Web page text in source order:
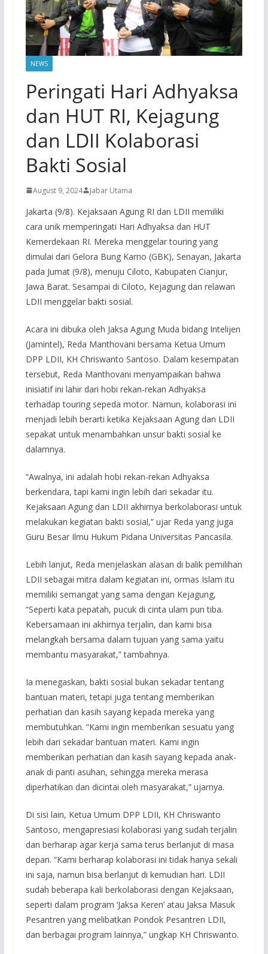
NEWS
Peringati Hari Adhyaksa
dan HUT RI, Kejagung
dan LDII Kolaborasi
Bakti Sosial
August 9, 2024 Jabar Utama
Jakarta (9/8). Kejaksaan Agung RI dan LDII memiliki
cara unik memperingati Hari Adhyaksa dan HUT
Kemerdekaan RI. Mereka menggelar touring yang
dimulai dari Gelora Bung Karno (GBK), Senayan, Jakarta
pada Jumat (9/8), menuju Ciloto, Kabupaten Cianjur,
Jawa Barat. Sesampai di Ciloto, Kejagung dan relawan
LDII menggelar bakti sosial.
Acara ini dibuka oleh Jaksa Agung Muda bidang Intelijen
(Jamintel), Reda Manthovani bersama Ketua Umum
DPP LDII, KH Chriswanto Santoso. Dalam kesempatan
tersebut, Reda Manthovani menyampaikan bahwa
inisiatif ini lahir dari hobi rekan-rekan Adhyaksa
terhadap touring sepeda motor. Namun, kolaborasi ini
menjadi lebih berarti ketika Kejaksaan Agung dan LDII
sepakat untuk menambahkan unsur bakti sosial ke
dalamnya.
“Awalnya, ini adalah hobi rekan-rekan Adhyaksa
berkendara, tapi kami ingin lebih dari sekadar itu.
Kejaksaan Agung dan LDII akhirnya berkolaborasi untuk
melakukan kegiatan bakti sosial,” ujar Reda yang juga
Guru Besar Ilmu Hukum Pidana Universitas Pancasila.
Lebih lanjut, Reda menjelaskan alasan di balik pemilihan
LDII sebagai mitra dalam kegiatan ini, ormas Islam itu
memiliki semangat yang sama dengan Kejagung,
“Seperti kata pepatah, pucuk di cinta ulam pun tiba.
Kebersamaan ini akhirnya terjalin, dan kami bisa
melangkah bersama dalam tujuan yang sama yaitu
membantu masyarakat,” tambahnya.
Ia menegaskan, bakti sosial bukan sekadar tentang
bantuan materi, tetapi juga tentang memberikan
perhatian dan kasih sayang kepada mereka yang
membutuhkan. “Kami ingin memberikan sesuatu yang
lebih dari sekadar bantuan materi. Kami ingin
memberikan perhatian dan kasih sayang kepada anak-
anak di panti asuhan, sehingga mereka merasa
diperhatikan dan dicintai oleh masyarakat,” ujarnya.
Di sisi lain, Ketua Umum DPP LDII, KH Chriswanto
Santoso, mengapresiasi kolaborasi yang sudah terjalin
dan berharap agar kerja sama terus berlanjut di masa
depan. “Kami berharap kolaborasi ini tidak hanya sekali
ini saja, namun bisa berlanjut di kemudian hari. LDII
sudah beberapa kali berkolaborasi dengan Kejaksaan,
seperti dalam program ‘Jaksa Keren’ atau Jaksa Masuk
Pesantren yang melibatkan Pondok Pesantren LDII,
dan berbagai program lainnya,” ungkap KH Chriswanto.